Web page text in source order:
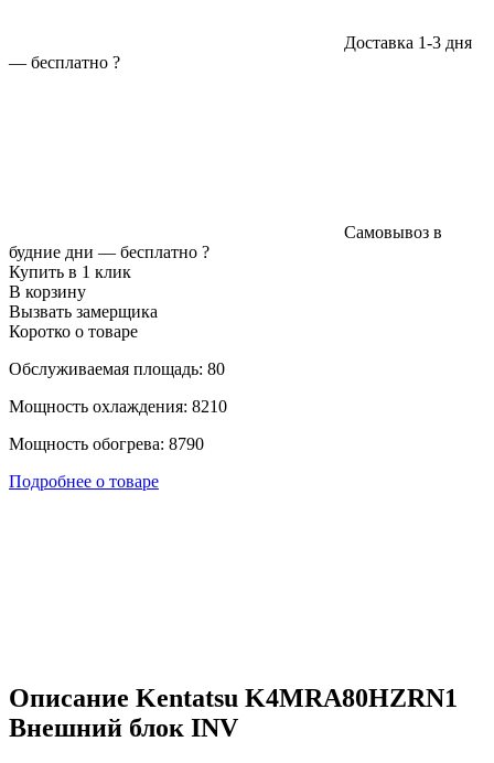
Доставка 1-3 дня
— бесплатно ?
Самовывоз в
будние дни — бесплатно ?
Купить в 1 клик
В корзину
Вызвать замерщика
Коротко о товаре
Обслуживаемая площадь: 80
Мощность охлаждения: 8210
Мощность обогрева: 8790
Подробнее о товаре
Описание Kentatsu K4MRA80HZRN1
Внешний блок INV